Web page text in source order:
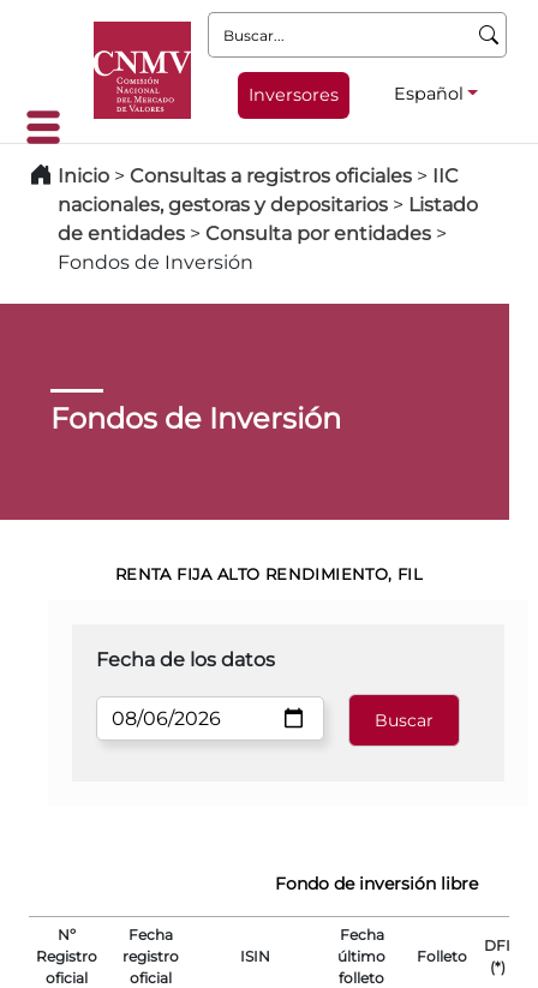
Buscar:
Inversores Español
Inicio > Consultas a registros oficiales > IIC
nacionales, gestoras y depositarios > Listado
de entidades > Consulta por entidades >
Fondos de Inversión
Fondos de Inversión
RENTA FIJA ALTO RENDIMIENTO, FIL
Fecha de los datos
Fondo de inversión libre
Nº
Registro
oficial
Fecha
registro
oficial
ISIN
Fecha
último
folleto
Folleto
DFI
(*)